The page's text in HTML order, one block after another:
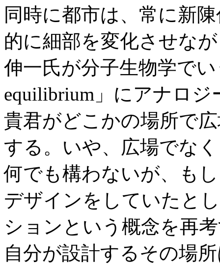
同時に都市は、常に新
的に細部を変化させな
伸一氏が分子生物学で
equilibrium」にアナロジ
貴君がどこかの場所で
する。いや、広場でな
何でも構わないが、も
デザインをしていたと
ションという概念を再
自分が設計するその場